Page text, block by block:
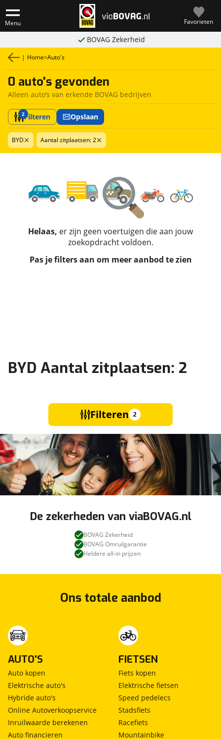
Menu Favorieten
BOVAG Zekerheid
| Home>Auto's
0 auto's gevonden
Alleen auto’s van erkende BOVAG bedrijven
2Filteren Opslaan
BYD Aantal zitplaatsen: 2
Helaas, er zijn geen voertuigen die aan jouw
zoekopdracht voldoen.
Pas je filters aan om meer aanbod te zien
BYD Aantal zitplaatsen: 2
Filteren 2
De zekerheden van viaBOVAG.nl
BOVAG Zekerheid
BOVAG Omruilgarantie
Heldere all-in prijzen
Ons totale aanbod
AUTO'S
Auto kopen
Elektrische auto's
Hybride auto's
Online Autoverkoopservice
Inruilwaarde berekenen
Auto financieren
FIETSEN
Fiets kopen
Elektrische fietsen
Speed pedelecs
Stadsfiets
Racefiets
Mountainbike